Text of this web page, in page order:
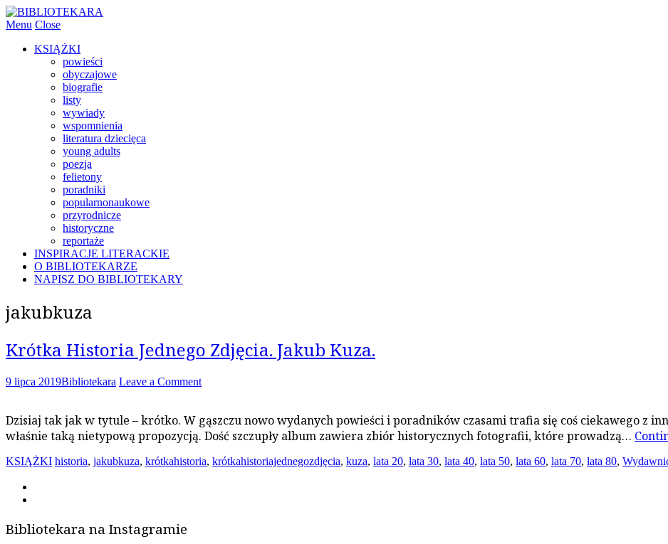
Menu Close
KSIĄŻKI
powieści
obyczajowe
biografie
listy
wywiady
wspomnienia
literatura dziecięca
young adults
poezja
felietony
poradniki
popularnonaukowe
przyrodnicze
historyczne
reportaże
INSPIRACJE LITERACKIE
O BIBLIOTEKARZE
NAPISZ DO BIBLIOTEKARY
jakubkuza
Krótka Historia Jednego Zdjęcia. Jakub Kuza.
9 lipca 2019Bibliotekara Leave a Comment
Dzisiaj tak jak w tytule – krótko. W gąszczu nowo wydanych powieści i poradników czasami trafia się coś ciekawego z
właśnie taką nietypową propozycją. Dość szczupły album zawiera zbiór historycznych fotografii, które prowadzą…
KSIĄŻKI historia, jakubkuza, krótkahistoria, krótkahistoriajednegozdjęcia, kuza, lata 20, lata 30, lata 40, lata 50, lata 60, lata 70, lata 80,
Bibliotekara na Instagramie